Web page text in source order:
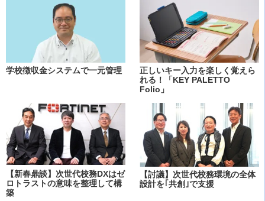
学校徴収金システムで一元管理
正しいキー入力を楽しく覚えら
れる！「KEY PALETTO
Folio」
【新春鼎談】次世代校務DXはゼ
ロトラストの意味を整理して構
築
【討議】次世代校務環境の全体
設計を｢共創｣で支援